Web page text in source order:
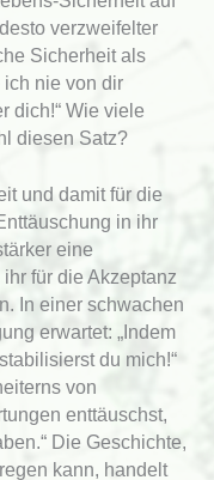
verzweifelter
Sicherheit als
ich nie von dir
dich!“ Wie viele
diesen Satz?
und damit für die
in ihr
eine
für die Akzeptanz
In einer schwachen
erwartet: „Indem
du mich!“
von
enttäuschst,
Die Geschichte,
kann, handelt